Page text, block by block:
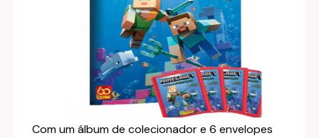
Com um álbum de colecionador e 6 envelopes